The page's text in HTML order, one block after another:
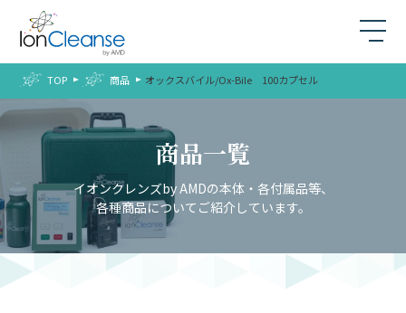
TOP 商品 オックスバイル/Ox-Bile 100カプセル
商品一覧
イオンクレンズby AMDの本体・各付属品等、
各種商品についてご紹介しています。